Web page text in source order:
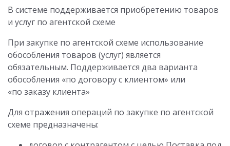
В системе поддерживается приобретению товаров
и услуг по агентской схеме
При закупке по агентской схеме использование
обособления товаров (услуг) является
обязательным. Поддерживается два варианта
обособления «по договору с клиентом» или
«по заказу клиента»
Для отражения операций по закупке по агентской
схеме предназначены: